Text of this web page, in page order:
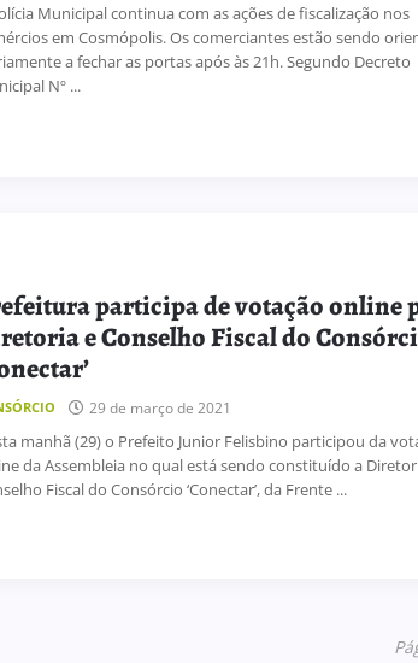
Municipal continua com as ações de fiscalização nos
em Cosmópolis. Os comerciantes estão sendo
a fechar as portas após às 21h. Segundo Decreto
Nº ...
participa de votação online
e Conselho Fiscal do
29 de março de 2021
manhã (29) o Prefeito Junior Felisbino participou da
da Assembleia no qual está sendo constituído a
Fiscal do Consórcio ‘Conectar’, da Frente ...